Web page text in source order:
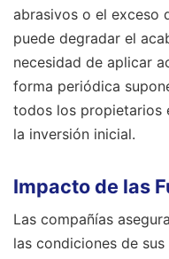
abrasivos o el exceso
puede degradar el
necesidad de aplicar
forma periódica
todos los propietarios
la inversión inicial.
Impacto de las
Las compañías
las condiciones de